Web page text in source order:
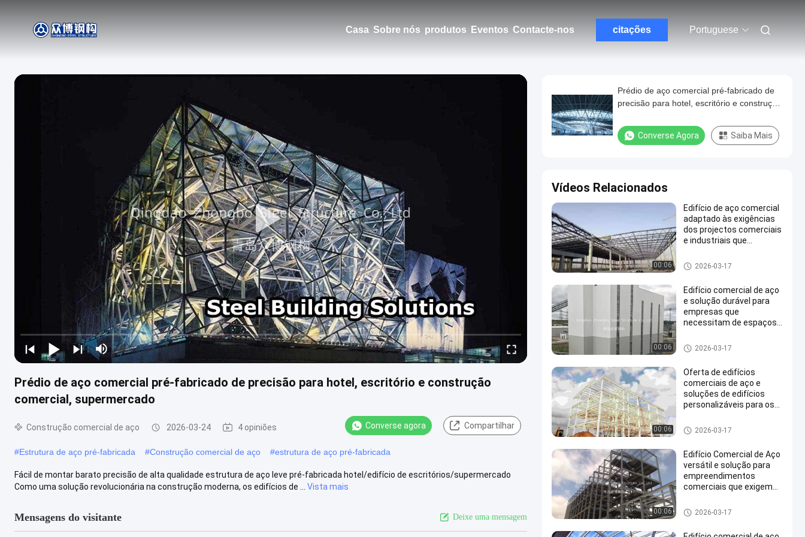
Casa Sobre nós produtos Eventos Contacte-nos citações Portuguese
Prédio de aço comercial pré-fabricado de precisão para hotel, escritório e construção
comercial, supermercado
Construção comercial de aço 2026-03-24 4 opiniões Converse agora Compartilhar
#Estrutura de aço pré-fabricada #Construção comercial de aço #estrutura de aço pré-fabricada
Fácil de montar barato precisão de alta qualidade estrutura de aço leve pré-fabricada hotel/edifício de escritórios/supermercado
Como uma solução revolucionária na construção moderna, os edifícios de ...
Vista mais
Mensagens do visitante Deixe uma mensagem
Prédio de aço comercial pré-fabricado de
precisão para hotel, escritório e construção
Converse Agora Saiba Mais
Vídeos Relacionados
00:06
Edifício de aço comercial
adaptado às exigências
dos projectos comerciais
e industriais que
versatilidade
Construção comercial de aço
2026-03-17
00:06
Edifício comercial de aço
e solução durável para
empresas que
necessitam de espaços
escaláveis e adaptáveis
Construção comercial de aço
2026-03-17
00:06
Oferta de edifícios
comerciais de aço e
soluções de edifícios
personalizáveis para os
comercial
Construção comercial de aço
2026-03-17
00:06
Edifício Comercial de Aço
versátil e solução para
empreendimentos
comerciais que exigem
construção industrial
duráveis
Construção comercial de aço
2026-03-17